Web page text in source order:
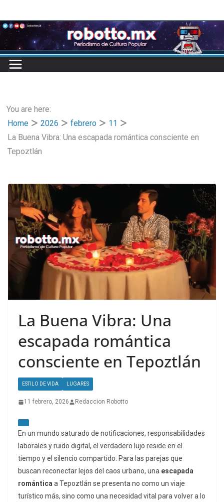
to
content
You are here:
Home
2026 febrero
11
La Buena Vibra: Una escapada romántica consciente en
Tepoztlán
La Buena Vibra: Una
escapada romántica
consciente en Tepoztlán
ESTILO DE VIDA LUGARES
11 febrero, 2026 Redaccion Robotto
En un mundo saturado de notificaciones, responsabilidades
laborales y ruido digital, el verdadero lujo reside en el
tiempo y el silencio compartido. Para las parejas que
buscan reconectar lejos del caos urbano, una escapada
romántica a Tepoztlán se presenta no como un viaje
turístico más, sino como una necesidad vital para volver a lo